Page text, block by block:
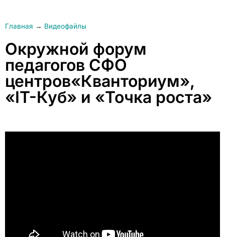
Главная → Видеофайлы
Окружной форум
педагогов СФО
центров«Кванториум»,
«IT-Куб» и «Точка роста»